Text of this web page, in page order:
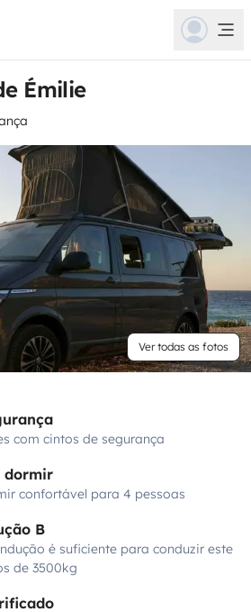
Émilie
Ver todas as fotos
com cintos de segurança
dormir
confortável para 4 pessoas
B
é suficiente para conduzir este
de 3500kg